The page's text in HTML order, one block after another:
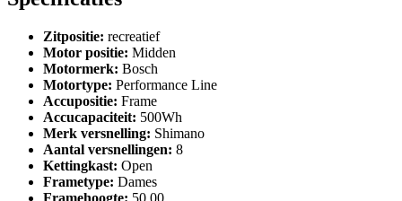
Zitpositie: recreatief
Motor positie: Midden
Motormerk: Bosch
Motortype: Performance Line
Accupositie: Frame
Accucapaciteit: 500Wh
Merk versnelling: Shimano
Aantal versnellingen: 8
Kettingkast: Open
Frametype: Dames
Framehoogte: 50.00